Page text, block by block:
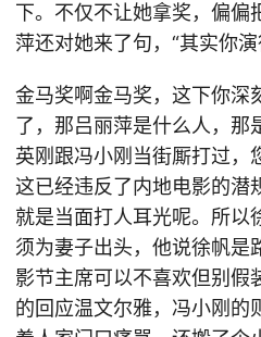
下。不仅不让她拿奖，偏偏
萍还对她来了句，“其实你
金马奖啊金马奖，这下你深
了，那吕丽萍是什么人，那
英刚跟冯小刚当街厮打过，
这已经违反了内地电影的潜
就是当面打人耳光呢。所以
须为妻子出头，他说徐帆是
影节主席可以不喜欢但别假
的回应温文尔雅，冯小刚的